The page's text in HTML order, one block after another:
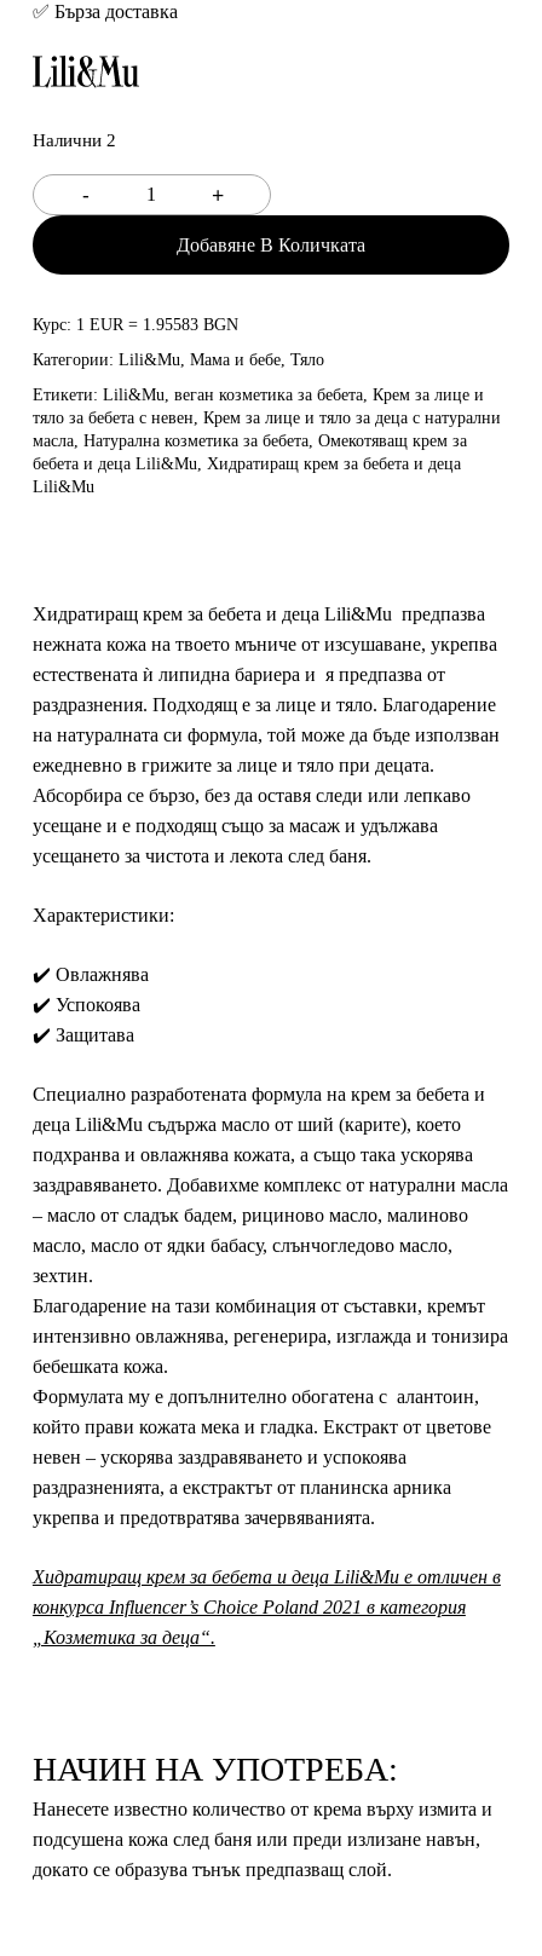
✅ Бърза доставка
Налични 2
Добавяне В Количката
Курс: 1 EUR = 1.95583 BGN
Категории: Lili&Mu Мама и бебе, Тяло
Етикети: Lili&Mu веган козметика за бебета, Крем за лице и
тяло за бебета с невен Крем за лице и тяло за деца с натурални
масла, Натурална козметика за бебета, Омекотяващ крем за
бебета и деца Lili&Mu Хидратиращ крем за бебета и деца
Lili&Mu
Хидратиращ крем за бебета и деца Lili&Mu предпазва
нежната кожа на твоето мъниче от изсушаване, укрепва
естествената ѝ липидна бариера и я предпазва от
раздразнения. Подходящ е за лице и тяло. Благодарение
на натуралната си формула, той може да бъде използван
ежедневно в грижите за лице и тяло при децата.
Абсорбира се бързо, без да оставя следи или лепкаво
усещане и е подходящ също за масаж и удължава
усещането за чистота и лекота след баня.
Характеристики:
✔️ Овлажнява
✔️ Успокоява
✔️ Защитава
Специално разработената формула на крем за бебета и
деца Lili&Mu съдържа масло от ший (карите), което
подхранва и овлажнява кожата, а също така ускорява
заздравяването. Добавихме комплекс от натурални масла
– масло от сладък бадем, рициново масло, малиново
масло, масло от ядки бабасу, слънчогледово масло,
зехтин.
Благодарение на тази комбинация от съставки, кремът
интензивно овлажнява, регенерира, изглажда и тонизира
бебешката кожа.
Формулата му е допълнително обогатена с алантоин,
който прави кожата мека и гладка. Екстракт от цветове
невен – ускорява заздравяването и успокоява
раздразненията, а екстрактът от планинска арника
укрепва и предотвратява зачервяванията.
Хидратиращ крем за бебета и деца Lili&Mu е отличен в
конкурса Influencer’s Choice Poland 2021 в категория
„Козметика за деца“.
НАЧИН НА УПОТРЕБА:
Нанесете известно количество от крема върху измита и
подсушена кожа след баня или преди излизане навън,
докато се образува тънък предпазващ слой.